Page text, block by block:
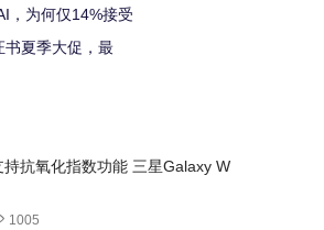
，为何仅14%接受
书夏季大促，最
持抗氧化指数功能 三星Galaxy W
1005